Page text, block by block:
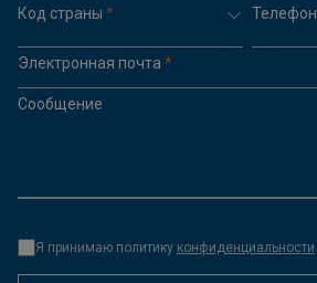
Код страны * Телефон
Электронная почта *
Сообщение
Я принимаю политику конфиденциальности